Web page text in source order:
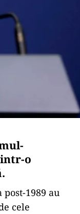
o
1989 au
cele